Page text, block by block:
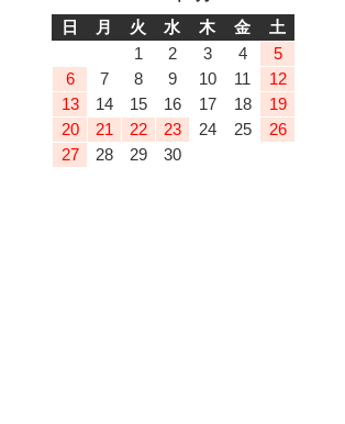
日
月 火 水 木 金
土
1
2 3 4
5
6
7 8 9 10 11
12
13
14 15 16 17 18
19
20
21 22 23 24 25
26
27
28 29 30